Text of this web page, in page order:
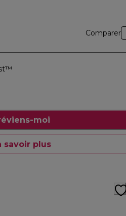
Comparer
moi
savoir plus